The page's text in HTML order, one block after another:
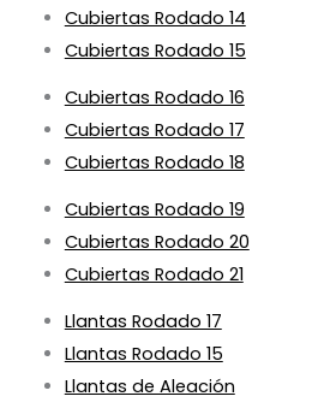
Cubiertas Rodado 14
Cubiertas Rodado 15
Cubiertas Rodado 16
Cubiertas Rodado 17
Cubiertas Rodado 18
Cubiertas Rodado 19
Cubiertas Rodado 20
Cubiertas Rodado 21
Llantas Rodado 17
Llantas Rodado 15
Llantas de Aleación